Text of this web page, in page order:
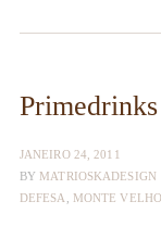
Primedrinks
JANEIRO 24, 2011
BY MATRIOSKADESIGN
DEFESA
MONTE VELHO